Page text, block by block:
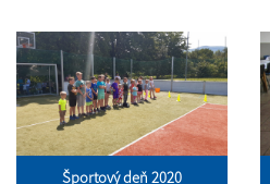
Športový deň 2020